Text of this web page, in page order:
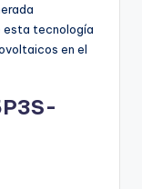
esta tecnología
en el